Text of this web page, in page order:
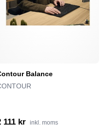
Balance
111 kr inkl. moms